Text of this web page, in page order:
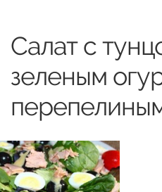
Салат с
зеленым